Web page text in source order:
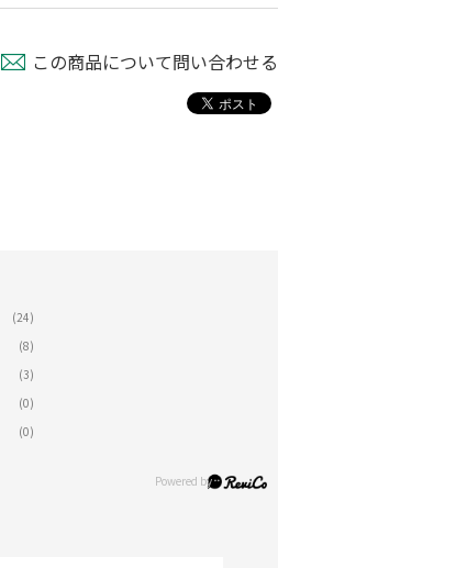
この商品について問い合わせる
(24)
(8)
(3)
(0)
(0)